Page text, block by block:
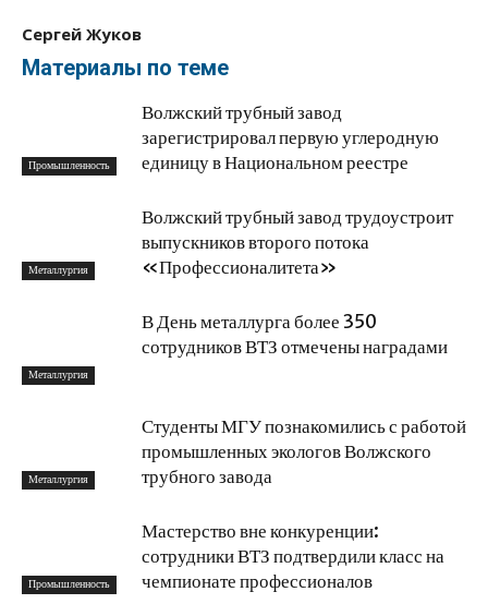
Сергей Жуков
Материалы по теме
Промышленность
Волжский трубный завод
зарегистрировал первую углеродную
единицу в Национальном реестре
Металлургия
Волжский трубный завод трудоустроит
выпускников второго потока
«Профессионалитета»
Металлургия
В День металлурга более 350
сотрудников ВТЗ отмечены наградами
Металлургия
Студенты МГУ познакомились с работой
промышленных экологов Волжского
трубного завода
Промышленность
Мастерство вне конкуренции:
сотрудники ВТЗ подтвердили класс на
чемпионате профессионалов